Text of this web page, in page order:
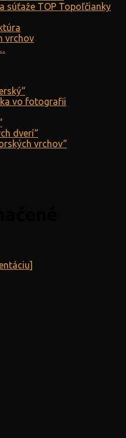
súťaže TOP Topoľčianky
vrchov
vo fotografii
dverí“
vrchov“